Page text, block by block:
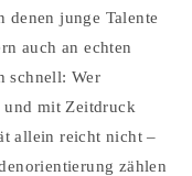
denen junge Talente
auch an echten
schnell: Wer
mit Zeitdruck
allein reicht nicht –
zählen